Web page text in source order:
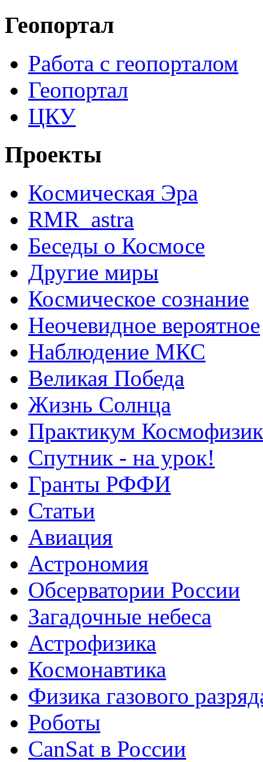
Геопортал
Работа с геопорталом
Геопортал
ЦКУ
Проекты
Космическая Эра
RMR_astra
Беседы о Космосе
Другие миры
Космическое сознание
Неочевидное вероятное
Наблюдение МКС
Великая Победа
Жизнь Солнца
Практикум
Спутник - на урок!
Гранты РФФИ
Статьи
Авиация
Астрономия
Обсерватории России
Загадочные небеса
Астрофизика
Космонавтика
Физика газового
Роботы
CanSat в России